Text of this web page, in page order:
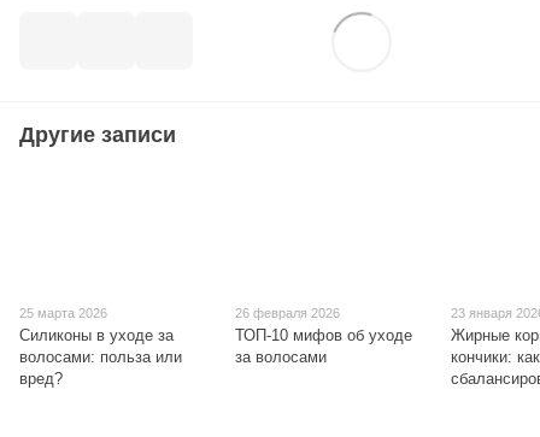
Другие записи
25 марта 2026
Силиконы в уходе за
волосами: польза или
вред?
26 февраля 2026
ТОП-10 мифов об уходе
за волосами
23 января
Жирные
кончики: как